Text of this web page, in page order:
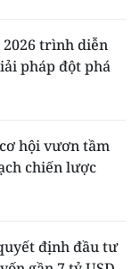
2026 trình diễn
pháp đột phá
hội vươn tầm
chiến lược
định đầu tư